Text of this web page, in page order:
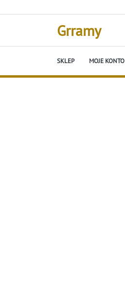
to
Grramy
SKLEP MOJE KONTO